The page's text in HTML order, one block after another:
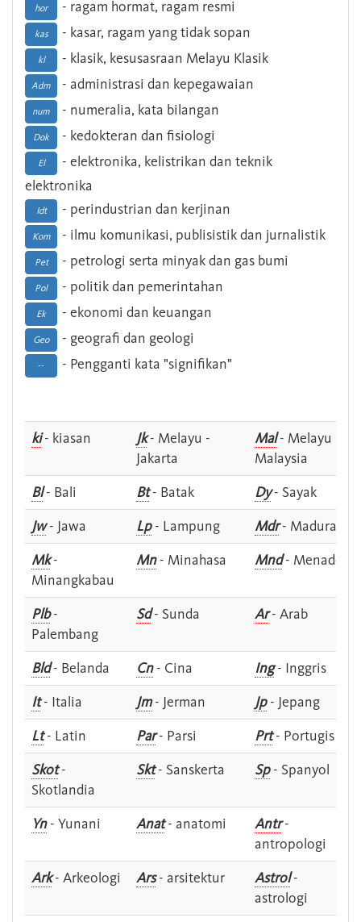
hor - ragam hormat, ragam resmi
kas - kasar, ragam yang tidak sopan
kl - klasik, kesusasraan Melayu Klasik
Adm - administrasi dan kepegawaian
num - numeralia, kata bilangan
Dok - kedokteran dan fisiologi
El
- elektronika, kelistrikan dan teknik
elektronika
Idt - perindustrian dan kerjinan
Kom - ilmu komunikasi, publisistik dan jurnalistik
Pet - petrologi serta minyak dan gas bumi
Pol - politik dan pemerintahan
Ek - ekonomi dan keuangan
Geo - geografi dan geologi
-- - Pengganti kata "signifikan"
ki- kiasan Jk- Melayu -
Jakarta
Mal- Melayu -
Malaysia
Bl- Bali Bt- Batak Dy- Sayak
Jw- Jawa Lp- Lampung Mdr- Madura
Mk-
Minangkabau
Mn- Minahasa Mnd- Menado
Plb-
Palembang
Sd- Sunda Ar- Arab
Bld- Belanda Cn- Cina Ing- Inggris
It- Italia Jm- Jerman Jp- Jepang
Lt- Latin Par- Parsi Prt- Portugis
Skot-
Skotlandia
Skt- Sanskerta Sp- Spanyol
Yn- Yunani Anat- anatomi Antr-
antropologi
Ark- Arkeologi Ars- arsitektur Astrol-
astrologi